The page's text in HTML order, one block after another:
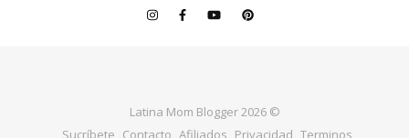
Latina Mom Blogger 2026 ©
Sucríbete Contacto Afiliados Privacidad Terminos